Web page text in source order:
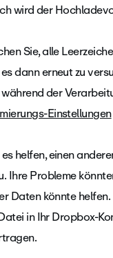
wird der
Sie, alle
dann erneut zu
der
Einstellungen
helfen, einen
Ihre Probleme
Daten könnte helfen.
in Ihr Dropbox-